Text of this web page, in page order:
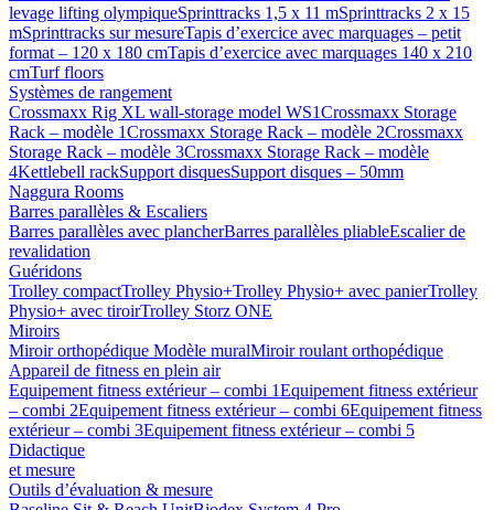
levage lifting olympiqueSprinttracks 1,5 x 11 mSprinttracks 2 x 15
mSprinttracks sur mesureTapis d’exercice avec marquages – petit
format – 120 x 180 cmTapis d’exercice avec marquages 140 x 210
cmTurf floors
Systèmes de rangement
Crossmaxx Rig XL wall-storage model WS1Crossmaxx Storage
Rack – modèle 1Crossmaxx Storage Rack – modèle 2Crossmaxx
Storage Rack – modèle 3Crossmaxx Storage Rack – modèle
4Kettlebell rackSupport disquesSupport disques – 50mm
Naggura Rooms
Barres parallèles & Escaliers
Barres parallèles avec plancherBarres parallèles pliableEscalier de
revalidation
Guéridons
Trolley compactTrolley Physio+Trolley Physio+ avec panierTrolley
Physio+ avec tiroirTrolley Storz ONE
Miroirs
Miroir orthopédique Modèle muralMiroir roulant orthopédique
Appareil de fitness en plein air
Equipement fitness extérieur – combi 1Equipement fitness extérieur
– combi 2Equipement fitness extérieur – combi 6Equipement fitness
extérieur – combi 3Equipement fitness extérieur – combi 5
Didactique
et mesure
Outils d’évaluation & mesure